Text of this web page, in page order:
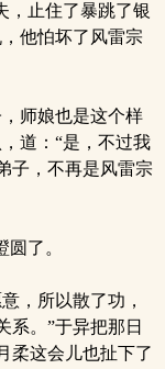
，止住了暴跳了银
他怕坏了风雷宗
师娘也是这个样
道：“是，不过我
子，不再是风雷宗
了。
，所以散了功，
系。”于异把那日
柔这会儿也扯下了